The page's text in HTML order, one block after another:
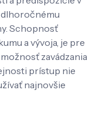
dlhoročnému
Schopnosť
a vývoja, je pre
zavádzania
prístup nie
najnovšie